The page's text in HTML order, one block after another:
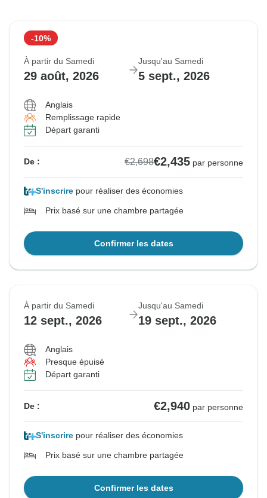
-10%
À partir du Samedi
29 août, 2026
Jusqu'au Samedi
5 sept., 2026
Anglais
Remplissage rapide
Départ garanti
De : €2,698€2,435 par personne
S'inscrire pour réaliser des économies
Prix basé sur une chambre partagée
Confirmer les dates
À partir du Samedi
12 sept., 2026
Jusqu'au Samedi
19 sept., 2026
Anglais
Presque épuisé
Départ garanti
De : €2,940 par personne
S'inscrire pour réaliser des économies
Prix basé sur une chambre partagée
Confirmer les dates